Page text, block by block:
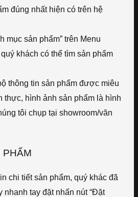
đúng nhất hiện có trên hệ
mục sản phẩm” trên Menu
khách có thể tìm sản phẩm
thông tin sản phẩm được miêu
thực, hình ảnh sản phẩm là hình
tôi chụp tại showroom/văn
PHẨM
chi tiết sản phẩm, quý khác đã
nhanh tay đặt nhấn nút “Đặt